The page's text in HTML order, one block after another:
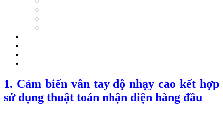
1. Cảm biến vân tay độ nhạy cao kết hợp
sử dụng thuật toán nhận diện hàng đầu